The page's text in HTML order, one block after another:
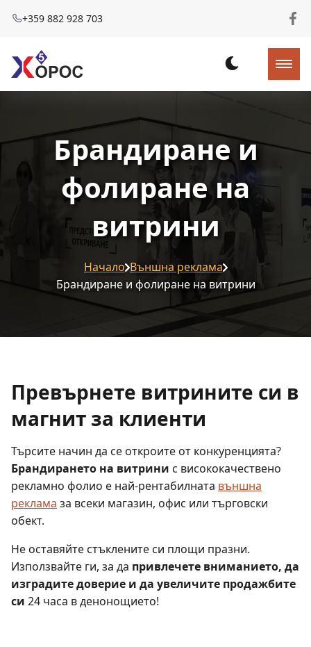
+359 882 928 703
Брандиране и
фолиране на
витрини
Начало Външна реклама
Брандиране и фолиране на витрини
Превърнете витрините си в
магнит за клиенти
Търсите начин да се откроите от конкуренцията?
Брандирането на витрини с висококачествено
рекламно фолио е най-рентабилната външна
реклама за всеки магазин, офис или търговски
обект.
Не оставяйте стъклените си площи празни.
Използвайте ги, за да привлечете вниманието, да
изградите доверие и да увеличите продажбите
си 24 часа в денонощието!